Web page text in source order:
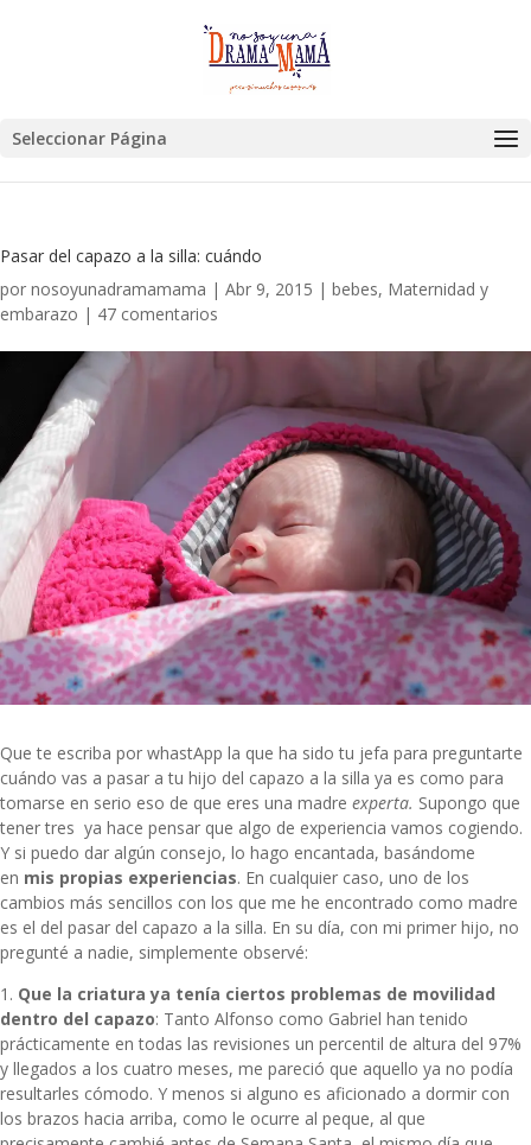
Seleccionar Página
Pasar del capazo a la silla: cuándo
por nosoyunadramamama | Abr 9, 2015 | bebes, Maternidad y
embarazo | 47 comentarios
Que te escriba por whastApp la que ha sido tu jefa para preguntarte
cuándo vas a pasar a tu hijo del capazo a la silla ya es como para
tomarse en serio eso de que eres una madre experta. Supongo que
tener tres ya hace pensar que algo de experiencia vamos cogiendo.
Y si puedo dar algún consejo, lo hago encantada, basándome
en mis propias experiencias. En cualquier caso, uno de los
cambios más sencillos con los que me he encontrado como madre
es el del pasar del capazo a la silla. En su día, con mi primer hijo, no
pregunté a nadie, simplemente observé:
1. Que la criatura ya tenía ciertos problemas de movilidad
dentro del capazo: Tanto Alfonso como Gabriel han tenido
prácticamente en todas las revisiones un percentil de altura del 97%
y llegados a los cuatro meses, me pareció que aquello ya no podía
resultarles cómodo. Y menos si alguno es aficionado a dormir con
los brazos hacia arriba, como le ocurre al peque, al que